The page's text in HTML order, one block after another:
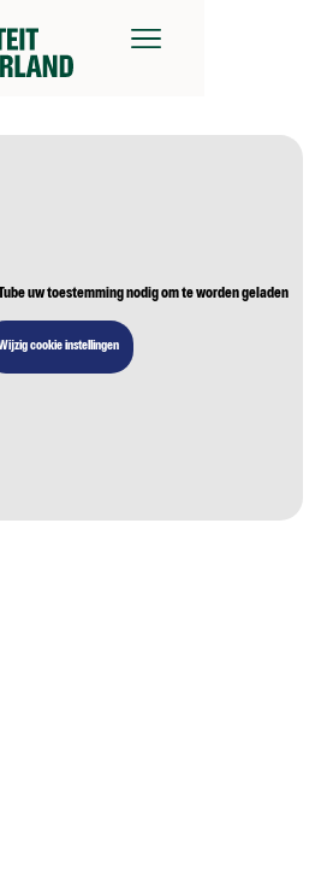
uw toestemming nodig om te worden geladen
cookie instellingen